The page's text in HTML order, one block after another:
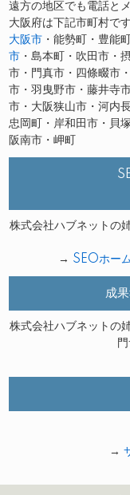
遠方の地区でも電話と
大阪府は下記市町村です
大阪市 ・能勢町・豊能
市 ・島本町・吹田市・
市・門真市・四條畷市
市・羽曳野市・藤井寺
市・大阪狭山市・河内
忠岡町・岸和田市・貝
阪南市・岬町
株式会社ハブネットの
→ SEOホー
成
株式会社ハブネットの
→